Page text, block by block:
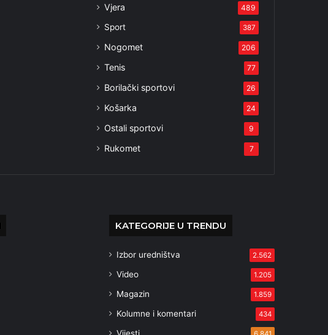
Vjera 489
Sport 387
Nogomet 206
Tenis 77
Borilački sportovi 26
Košarka 24
Ostali sportovi 9
Rukomet 7
KATEGORIJE U TRENDU
Izbor uredništva 2.562
Video 1.205
Magazin 1.859
Kolumne i komentari 434